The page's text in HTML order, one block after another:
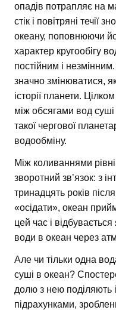
опадів потрапляє на
стік і повітряні течії
океану, поповнюючи
характер кругообігу
постійним і
значно змінюватися,
історії планети.
між обсягами вод суші
такої чергової
водообміну.
Між коливаннями
зворотний зв’язок: з
тринадцять років
«осідати», океан
цей час і
води в океан через
Але чи тільки одна
суші в океан?
долю з нею поділяють
підрахунками,